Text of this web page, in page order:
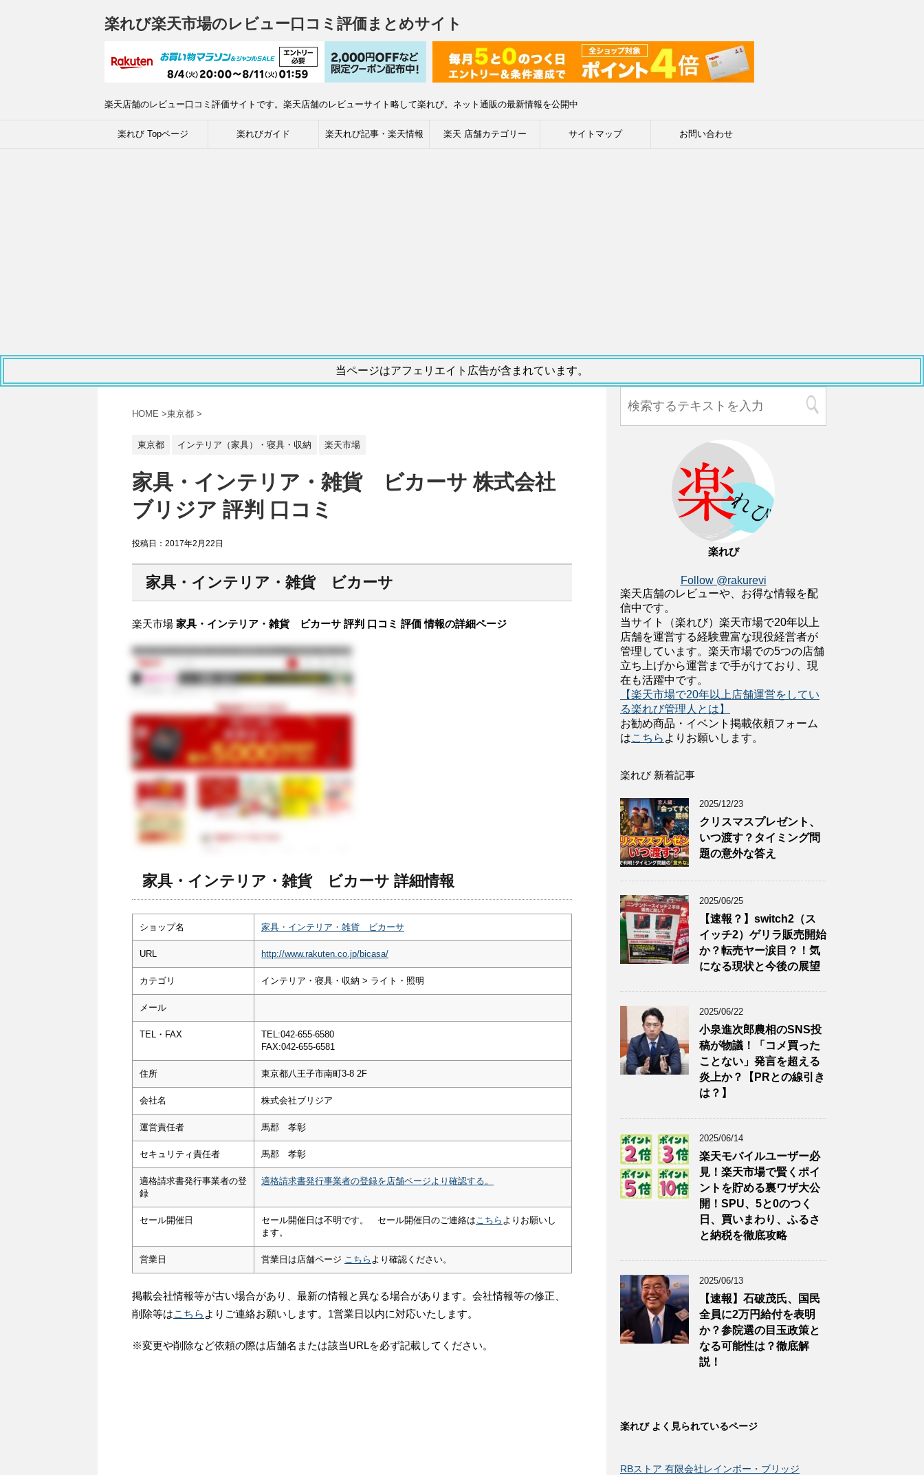
楽れび楽天市場のレビュー口コミ評価まとめサイト
楽天店舗のレビュー口コミ評価サイトです。楽天店舗のレビューサイト略して楽れび。ネット通販の最新情報を公開中
楽れび Topページ 楽れびガイド 楽天れび記事・楽天情報 楽天 店舗カテゴリー サイトマップ お問い合わせ
当ページはアフェリエイト広告が含まれています。
HOME >東京都 >
東京都 インテリア（家具）・寝具・収納 楽天市場
家具・インテリア・雑貨 ビカーサ 株式会社
ブリジア 評判 口コミ
投稿日： 2017年2月22日
家具・インテリア・雑貨 ビカーサ
楽天市場 家具・インテリア・雑貨 ビカーサ 評判 口コミ 評価 情報の詳細ページ
家具・インテリア・雑貨 ビカーサ 詳細情報
ショップ名 家具・インテリア・雑貨 ビカーサ
URL http://www.rakuten.co.jp/bicasa/
カテゴリ インテリア・寝具・収納 > ライト・照明
メール
TEL・FAX
TEL:042-655-6580
FAX:042-655-6581
住所 東京都八王子市南町3-8 2F
会社名 株式会社ブリジア
運営責任者 馬郡 孝彰
セキュリティ責任者 馬郡 孝彰
適格請求書発行事業者の登
録
適格請求書発行事業者の登録を店舗ページより確認する。
セール開催日 セール開催日は不明です。 セール開催日のご連絡は こちら よりお願いし
ます。
営業日 営業日は店舗ページ こちら より確認ください。
掲載会社情報等が古い場合があり、最新の情報と異なる場合があります。会社情報等の修正、
削除等はこちら よりご連絡お願いします。1営業日以内に対応いたします。
※変更や削除など依頼の際は店舗名または該当URLを必ず記載してください。
楽れび
Follow @rakurevi
楽天店舗のレビューや、お得な情報を配
信中です。
当サイト（楽れび）楽天市場で20年以上
店舗を運営する経験豊富な現役経営者が
管理しています。楽天市場での5つの店舗
立ち上げから運営まで手がけており、現
在も活躍中です。
【楽天市場で20年以上店舗運営をしてい
る楽れび管理人とは】
お勧め商品・イベント掲載依頼フォーム
はこちら よりお願いします。
楽れび 新着記事
2025/12/23
クリスマスプレゼント、
いつ渡す？タイミング問
題の意外な答え
2025/06/25
【速報？】switch2（ス
イッチ2）ゲリラ販売開始
か？転売ヤー涙目？！気
になる現状と今後の展望
2025/06/22
小泉進次郎農相のSNS投
稿が物議！「コメ買った
ことない」発言を超える
炎上か？【PRとの線引き
は？】
2025/06/14
楽天モバイルユーザー必
見！楽天市場で賢くポイ
ントを貯める裏ワザ大公
開！SPU、5と0のつく
日、買いまわり、ふるさ
と納税を徹底攻略
2025/06/13
【速報】石破茂氏、国民
全員に2万円給付を表明
か？参院選の目玉政策と
なる可能性は？徹底解
説！
楽れび よく見られているページ
RBストア 有限会社レインボー・ブリッジ